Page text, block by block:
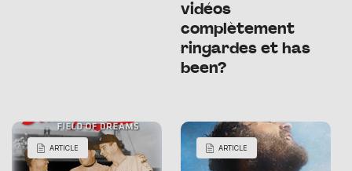
vidéos
complètement
ringardes et has
been?
ARTICLE ARTICLE